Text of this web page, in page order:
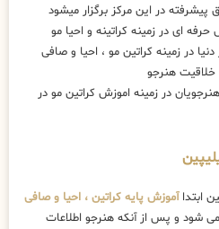
ای در زمینه کراتینه و احیا مو
در زمینه کراتین مو ، احیا و صافی
هنرجو
در زمینه اموزش کراتین مو در
ابتداآموزش پایه کراتین ، احیا و صافی
شود و پس از آنکه هنرجو اطلاعات